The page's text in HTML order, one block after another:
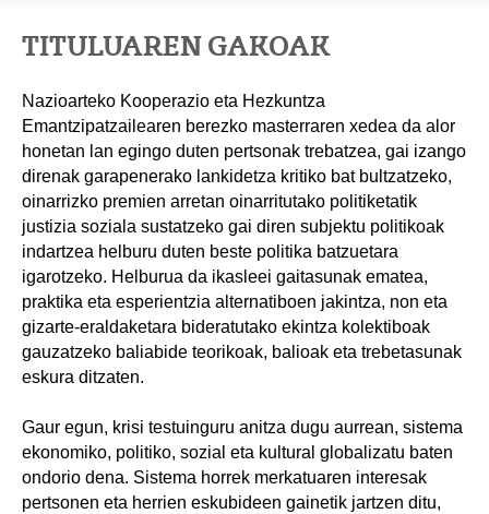
TITULUAREN GAKOAK
Nazioarteko Kooperazio eta Hezkuntza
Emantzipatzailearen berezko masterraren xedea da alor
honetan lan egingo duten pertsonak trebatzea, gai izango
direnak garapenerako lankidetza kritiko bat bultzatzeko,
oinarrizko premien arretan oinarritutako politiketatik
justizia soziala sustatzeko gai diren subjektu politikoak
indartzea helburu duten beste politika batzuetara
igarotzeko. Helburua da ikasleei gaitasunak ematea,
praktika eta esperientzia alternatiboen jakintza, non eta
gizarte-eraldaketara bideratutako ekintza kolektiboak
gauzatzeko baliabide teorikoak, balioak eta trebetasunak
eskura ditzaten.
Gaur egun, krisi testuinguru anitza dugu aurrean, sistema
ekonomiko, politiko, sozial eta kultural globalizatu baten
ondorio dena. Sistema horrek merkatuaren interesak
pertsonen eta herrien eskubideen gainetik jartzen ditu,